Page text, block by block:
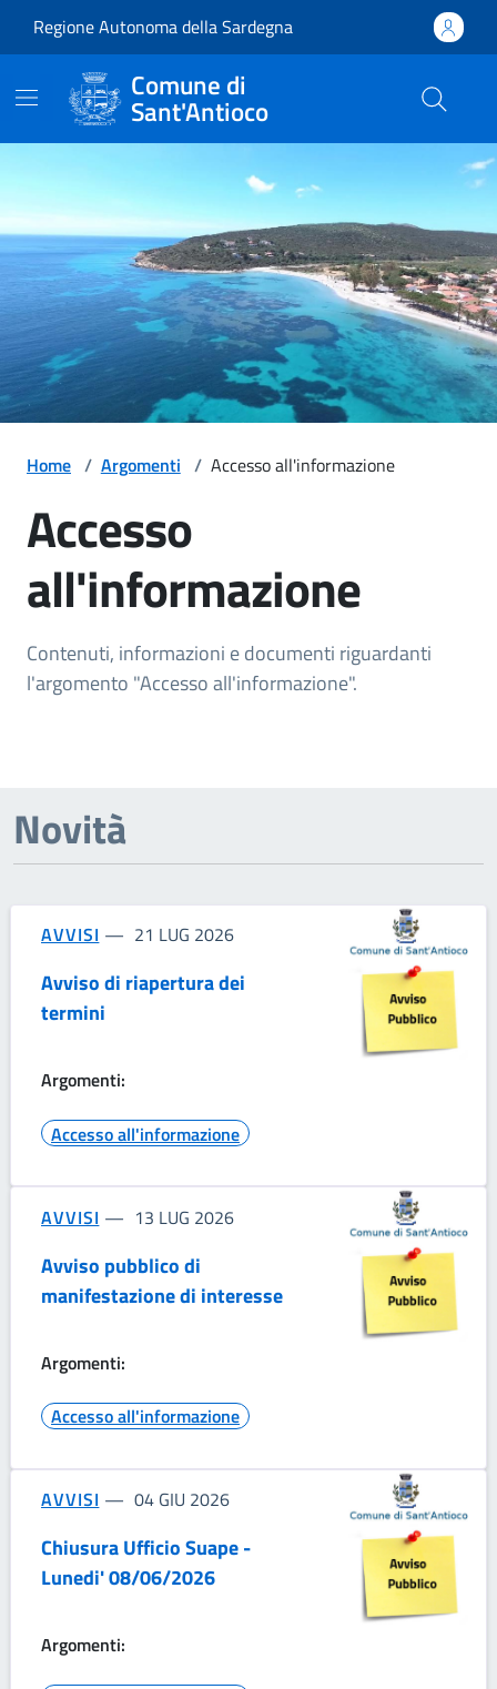
Vai ai contenuti
Vai al footer
Regione Autonoma della Sardegna
Comune di
Sant'Antioco
Comune di Sant'Antioco
Home / Argomenti / Accesso all'informazione
Accesso
all'informazione
Contenuti, informazioni e documenti riguardanti
l'argomento "Accesso all'informazione".
Novità
AVVISI 21 LUG 2026
Avviso di riapertura dei
termini
Argomenti:
Accesso all'informazione
AVVISI 13 LUG 2026
Avviso pubblico di
manifestazione di interesse
Argomenti:
Accesso all'informazione
AVVISI 04 GIU 2026
Chiusura Ufficio Suape -
Lunedi' 08/06/2026
Argomenti: